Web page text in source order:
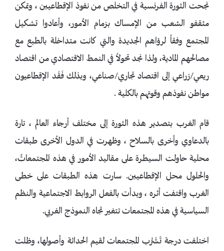
نجحت الثورة الفرنسية في التخلص من نفوذ الإقطاعيين ، وتمكن
مثقفو الشعب من الإمساك بزمام الأمور، وأعادوا تشكيل
المجتمع وفقاً لرؤاهم الجديدة والتي كانت متداخلة بالطبع مع
مصالحهم المادية، ولذا نجد تحولاً في النمط الاقتصادي من اقتصاد
ريعي/زراعي إلى اقتصاد تجاري/صناعي، وبذلك فَقَد الإقطاعيون
مواطن نفوذهم وقوتهم بالكلية .
قام الغرب بتصدير هذه الثورة إلى مختلف أرجاء العالم ، تارة
بالدعاوي وأخرى بالسلاح ، وظهرت في الدول الأخرى طبقات
محلية حاولت السيطرة على مقاليد الأمور في هذه المجتمعاتً،
والحلول محل الإقطاعيين. سارت هذه الطبقات على خطى
الغرب واقتفت أثره ، وبدأت بالفعل الروابط الاجتماعية والنظم
السياسية في هذه المجتمعات تتغير تجاه النموذج الغربي.
اختلفت درجة تَشَرُّب المجتمعات لقيم الحداثة وأصولها، وظلت